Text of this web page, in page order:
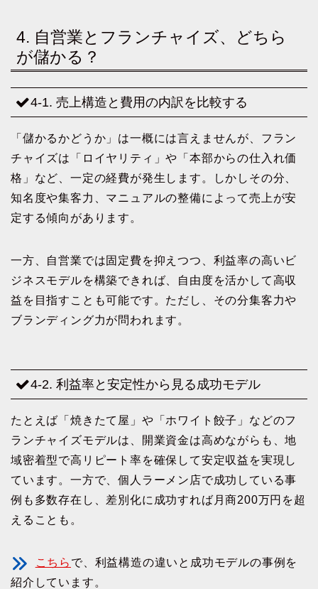
4. 自営業とフランチャイズ、どちら
が儲かる？
4-1. 売上構造と費用の内訳を比較する
「儲かるかどうか」は一概には言えませんが、フラン
チャイズは「ロイヤリティ」や「本部からの仕入れ価
格」など、一定の経費が発生します。しかしその分、
知名度や集客力、マニュアルの整備によって売上が安
定する傾向があります。
一方、自営業では固定費を抑えつつ、利益率の高いビ
ジネスモデルを構築できれば、自由度を活かして高収
益を目指すことも可能です。ただし、その分集客力や
ブランディング力が問われます。
4-2. 利益率と安定性から見る成功モデル
たとえば「焼きたて屋」や「ホワイト餃子」などのフ
ランチャイズモデルは、開業資金は高めながらも、地
域密着型で高リピート率を確保して安定収益を実現し
ています。一方で、個人ラーメン店で成功している事
例も多数存在し、差別化に成功すれば月商200万円を超
えることも。
こちら で、利益構造の違いと成功モデルの事例を
紹介しています。